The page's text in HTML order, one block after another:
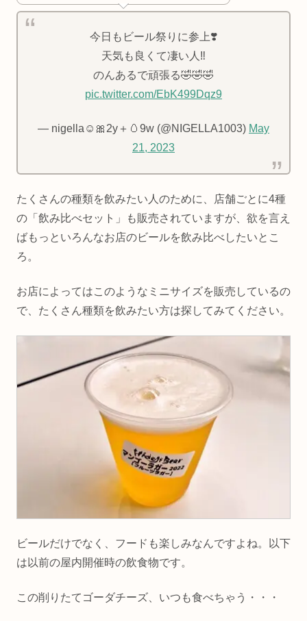
今日もビール祭りに参上❣️
天気も良くて凄い人‼️
のんあるで頑張る🤣🤣🤣
pic.twitter.com/EbK499Dqz9
— nigella☺︎🎀2y＋🥚9w (@NIGELLA1003) May
21, 2023
たくさんの種類を飲みたい人のために、店舗ごとに4種
の「飲み比べセット」も販売されていますが、欲を言え
ばもっといろんなお店のビールを飲み比べしたいとこ
ろ。
お店によってはこのようなミニサイズを販売しているの
で、たくさん種類を飲みたい方は探してみてください。
ビールだけでなく、フードも楽しみなんですよね。以下
は以前の屋内開催時の飲食物です。
この削りたてゴーダチーズ、いつも食べちゃう・・・